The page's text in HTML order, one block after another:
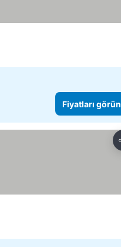
Fiyatları görün